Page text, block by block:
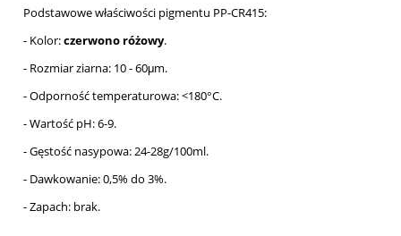
Podstawowe właściwości pigmentu PP-CR415:
- Kolor:czerwono różowy.
- Rozmiar ziarna: 10 - 60μm.
- Odporność temperaturowa: <180°C.
- Wartość pH: 6-9.
- Gęstość nasypowa: 24-28g/100ml.
- Dawkowanie: 0,5% do 3%.
- Zapach: brak.